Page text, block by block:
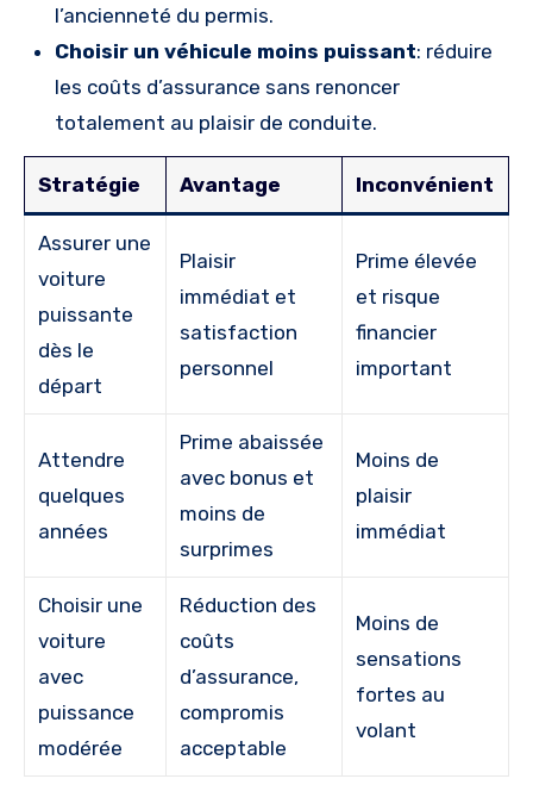
l’ancienneté du permis.
Choisir un véhicule moins puissant: réduire
les coûts d’assurance sans renoncer
totalement au plaisir de conduite.
Stratégie Avantage Inconvénient
Assurer une
voiture
puissante
dès le
départ
Plaisir
immédiat et
satisfaction
personnel
Prime élevée
et risque
financier
important
Attendre
quelques
années
Prime abaissée
avec bonus et
moins de
surprimes
Moins de
plaisir
immédiat
Choisir une
voiture
avec
puissance
modérée
Réduction des
coûts
d’assurance,
compromis
acceptable
Moins de
sensations
fortes au
volant